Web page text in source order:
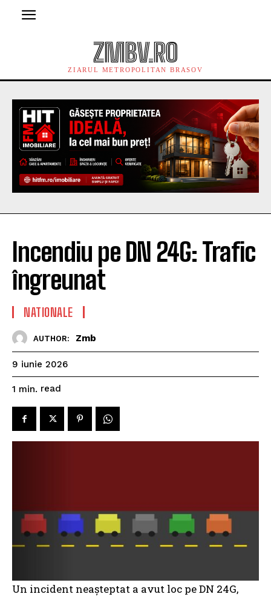
ZMBV.RO
ZIARUL METROPOLITAN BRASOV
Incendiu pe DN 24G: Trafic
îngreunat
NATIONALE
AUTHOR: Zmb
9 iunie 2026
1 min. read
Un incident neașteptat a avut loc pe DN 24G,